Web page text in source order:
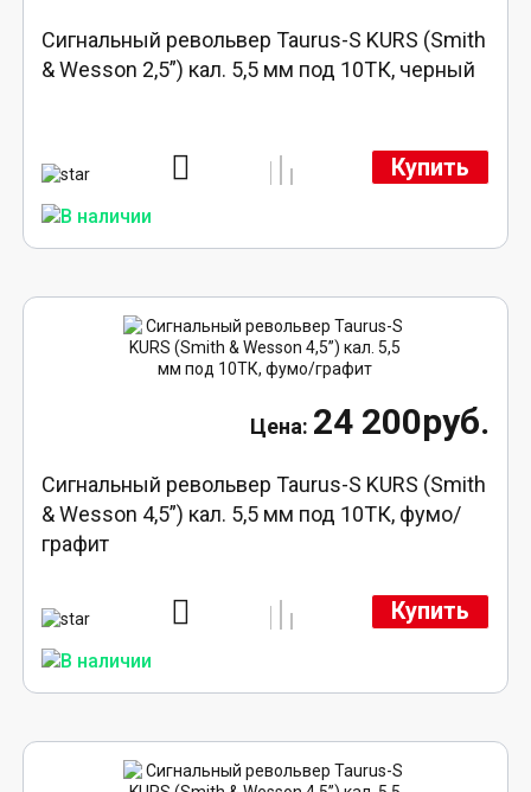
Сигнальный револьвер Taurus-S KURS (Smith
& Wesson 2,5”) кал. 5,5 мм под 10ТК, черный
Купить
24 200руб.
Сигнальный револьвер Taurus-S KURS (Smith
& Wesson 4,5”) кал. 5,5 мм под 10ТК, фумо/
графит
Купить